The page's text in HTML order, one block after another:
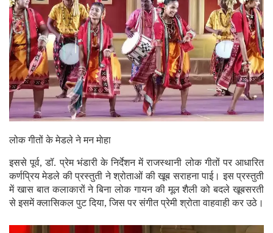
लोक गीतों के मेडले ने मन माेहा
इससे पूर्व, डॉ. प्रेम भंडारी के निर्देशन में राजस्थानी लोक गीतों पर आधारित
कर्णप्रिय मेडले की प्रस्तुती ने श्रोताओं की खूब सराहना पाई। इस प्रस्तुती
में खास बात कलाकारों ने बिना लोक गायन की मूल शैली को बदले खूबसरती
से इसमें क्लासिकल पुट दिया, जिस पर संगीत प्रेमी श्रोता वाहवाही कर उठे।